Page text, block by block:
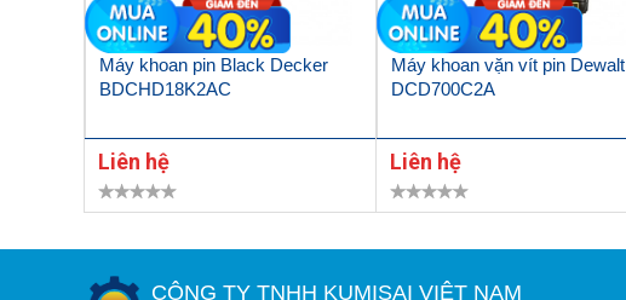
Máy khoan pin Black Decker
BDCHD18K2AC
Liên hệ
Máy khoan vặn vít pin Dewalt
DCD700C2A
Liên hệ
CÔNG TY TNHH KUMISAI VIỆT NAM